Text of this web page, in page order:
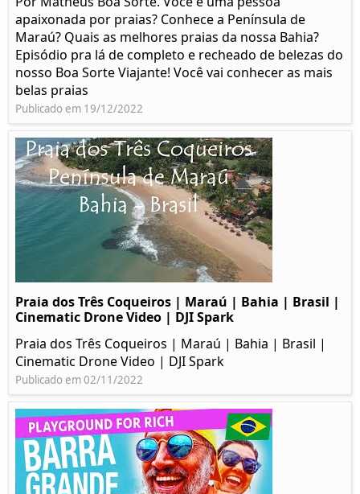
apaixonada por praias? Conhece a Península de
Maraú? Quais as melhores praias da nossa Bahia?
Episódio pra lá de completo e recheado de belezas do
nosso Boa Sorte Viajante! Você vai conhecer as mais
belas praias
Publicado em 19/12/2022
Praia dos Três Coqueiros | Maraú | Bahia | Brasil |
Cinematic Drone Video | DJI Spark
Praia dos Três Coqueiros | Maraú | Bahia | Brasil |
Cinematic Drone Video | DJI Spark
Publicado em 02/11/2022